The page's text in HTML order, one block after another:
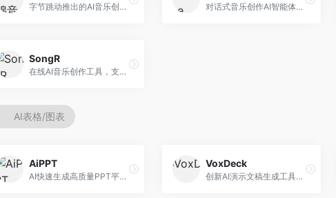
字节跳动推出的AI音乐创作平台，支持多风格音乐生成。面向内容创作者和音乐爱好者，提供歌词创作、旋律生成、编曲制作等服务，创作效率高，适合短视频配乐。 对话式音乐创作AI智能体，支持自然语言交互创作。面向音乐爱好者，通过对话方式完成音乐创作，交互体验友好，创作过程直观。
SongR
在线AI音乐创作工具，支持歌词与旋律一体化生成。面向内容创作者和音乐爱好者，提供歌词创作、旋律生成、音乐制作等服务，操作简便，创作速度快。
AI表格/图表
AiPPT
AI快速生成高质量PPT平台，支持主题定制。面向职场人士和学生，提供一键生成、模板选择、内容优化等服务，PPT制作速度快，设计质量高。
VoxDeck
创新AI演示文稿生成工具，支持语音交互创作。面向职场人士，支持语音输入、PPT生成、内容优化等功能，语音创作体验便捷。